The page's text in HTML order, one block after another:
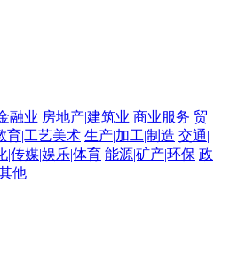
融业 房地产|建筑业 商业服务 贸
育|工艺美术 生产|加工|制造 交通|
|传媒|娱乐|体育 能源|矿产|环保 政
他